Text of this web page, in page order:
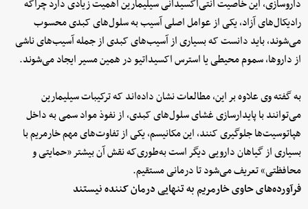
داروسازی، این خاصیت آنتی‌اکسیدانی سیلیمارین اهمیت زیادی دارد چراکه
رادیکال‌های آزاد، یکی از عوامل اصلی آسیب به سلول‌های کبدی محسوب
می‌شوند، باید دانست که بسیاری از آسیب‌های کبدی از جمله آسیب‌های ناشی
از داروها، سموم محیطی یا استرس اکسیداتیو در همین مسیر ایجاد می‌شوند.
به گفته وی علاوه بر این، مطالعات نشان داده‌اند که ترکیبات سیلیمارین
می‌توانند با پایدارسازی غشای سلول‌های کبدی، از نفوذ مواد سمی به داخل
هپاتوسیت‌ها جلوگیری کنند، این مکانیسم، یکی از تفاوت‌های مهم خارمریم با
بسیاری از گیاهان دارویی دیگر است به‌طوری‌که نقش آن بیشتر «حمایتی و
محافظتی» تعریف می‌شود تا درمانی مستقیم.
فرآورده‌های حاوی خارمریم به تنهایی درمان کننده نیستند